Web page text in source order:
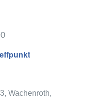
Wachenroth,